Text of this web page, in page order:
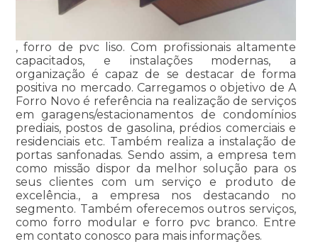
, forro de pvc liso. Com profissionais altamente
capacitados, e instalações modernas, a
organização é capaz de se destacar de forma
positiva no mercado. Carregamos o objetivo de A
Forro Novo é referência na realização de serviços
em garagens/estacionamentos de condomínios
prediais, postos de gasolina, prédios comerciais e
residenciais etc. Também realiza a instalação de
portas sanfonadas. Sendo assim, a empresa tem
como missão dispor da melhor solução para os
seus clientes com um serviço e produto de
excelência., a empresa nos destacando no
segmento. Também oferecemos outros serviços,
como forro modular e forro pvc branco. Entre
em contato conosco para mais informações.